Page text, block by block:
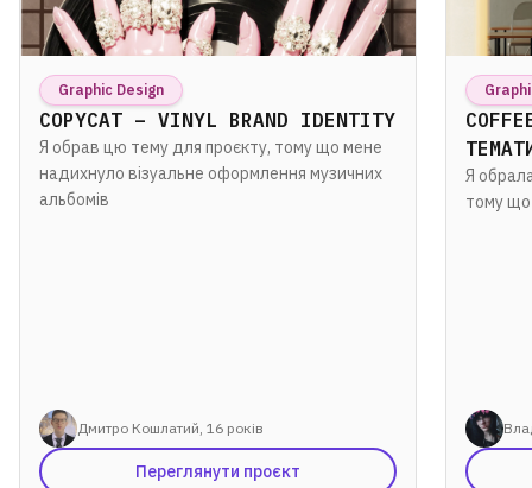
Graphic Design
COPYCAT – VINYL BRAND IDENTITY
Я обрав цю тему для проєкту, тому що мене
надихнуло візуальне оформлення музичних
альбомів
Дмитро Кошлатий, 16 років
Переглянути проєкт
Я
тому що